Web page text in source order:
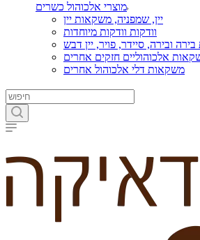
מוצרי אלכוהול כשרים
יין, שמפניה, משקאות יין
וודקות וודקות מיוחדות
ובירה, סיידר, פויר, יין דבש
אלכוהוליים חזקים אחרים
משקאות דלי אלכוהול אחרים